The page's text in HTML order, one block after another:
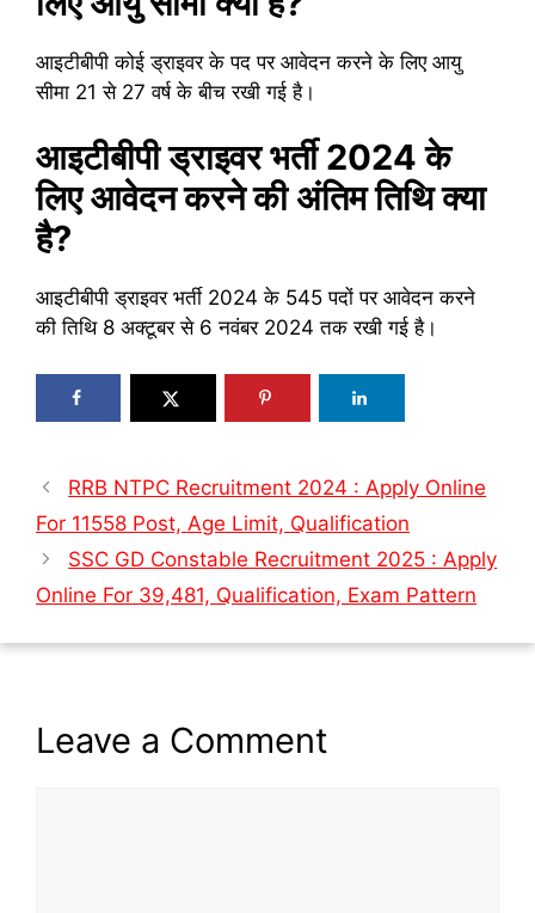
आइटीबीपी कोई ड्राइवर के पद पर आवेदन करने के लिए आयु
सीमा 21 से 27 वर्ष के बीच रखी गई है।
आइटीबीपी ड्राइवर भर्ती 2024 के
लिए आवेदन करने की अंतिम तिथि क्या
है?
आइटीबीपी ड्राइवर भर्ती 2024 के 545 पदों पर आवेदन करने
की तिथि 8 अक्टूबर से 6 नवंबर 2024 तक रखी गई है।
RRB NTPC Recruitment 2024 : Apply Online
For 11558 Post, Age Limit, Qualification
SSC GD Constable Recruitment 2025 : Apply
Online For 39,481, Qualification, Exam Pattern
Leave a Comment